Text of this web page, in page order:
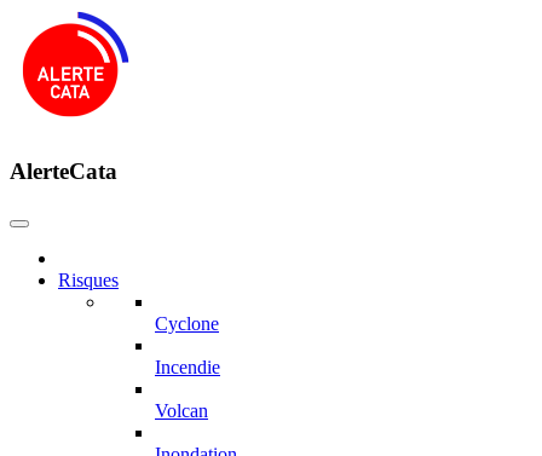
AlerteCata
Risques
Cyclone
Incendie
Volcan